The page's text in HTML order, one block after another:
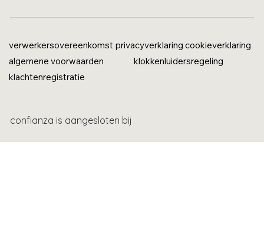
verwerkersovereenkomst privacyverklaring cookieverklaring
algemene voorwaarden
klokkenluidersregeling
klachtenregistratie
confianza is aangesloten bij